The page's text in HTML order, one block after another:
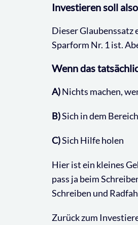
Investieren soll
Dieser
Sparform Nr. 1 ist.
Wenn das
A)Nichts machen,
B)Sich in dem
C)Sich Hilfe holen
Hier ist ein kleines
pass ja beim
Schreiben und
Zurück zum